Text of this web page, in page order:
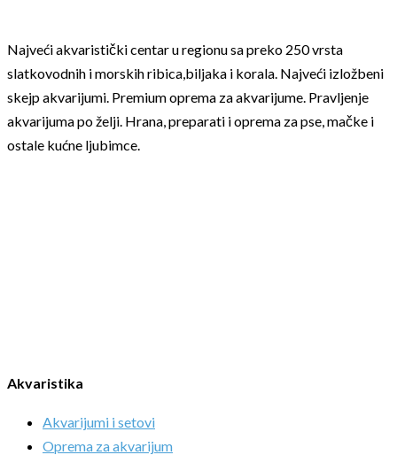
Najveći akvaristički centar u regionu sa preko 250 vrsta
slatkovodnih i morskih ribica,biljaka i korala. Najveći izložbeni
skejp akvarijumi. Premium oprema za akvarijume. Pravljenje
akvarijuma po želji. Hrana, preparati i oprema za pse, mačke i
ostale kućne ljubimce.
Akvaristika
Akvarijumi i setovi
Oprema za akvarijum